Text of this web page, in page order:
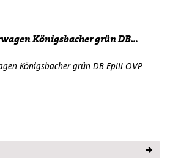
Königsbacher grün DB...
Königsbacher grün DB EpIII OVP